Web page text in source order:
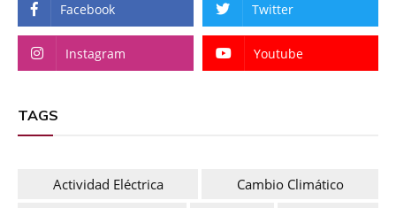
Facebook Twitter
Instagram Youtube
TAGS
Actividad Eléctrica
Cambio Climático